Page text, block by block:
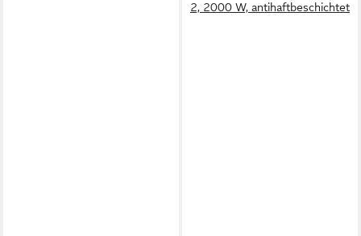
2, 2000 W, antihaftbeschichtet